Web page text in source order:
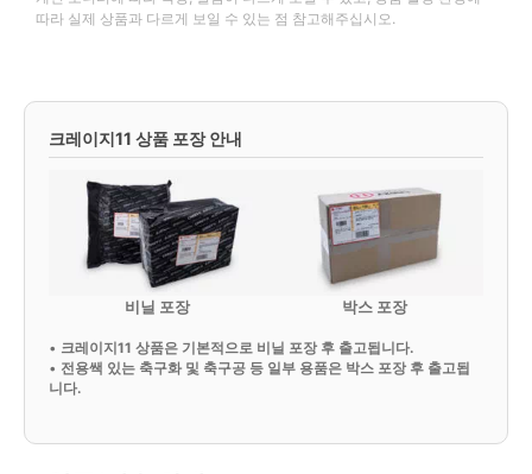
따라 실제 상품과 다르게 보일 수 있는 점 참고해주십시오.
크레이지11 상품 포장 안내
비닐 포장 박스 포장
• 크레이지11 상품은 기본적으로 비닐 포장 후 출고됩니다.
• 전용쌕 있는 축구화 및 축구공 등 일부 용품은 박스 포장 후 출고됩
니다.